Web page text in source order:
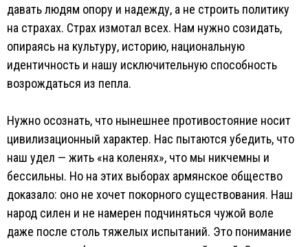
давать людям опору и надежду, а не строить политику
на страхах. Страх измотал всех. Нам нужно созидать,
опираясь на культуру, историю, национальную
идентичность и нашу исключительную способность
возрождаться из пепла.
Нужно осознать, что нынешнее противостояние носит
цивилизационный характер. Нас пытаются убедить, что
наш удел — жить «на коленях», что мы никчемны и
бессильны. Но на этих выборах армянское общество
доказало: оно не хочет покорного существования. Наш
народ силен и не намерен подчиняться чужой воле
даже после столь тяжелых испытаний. Это понимание